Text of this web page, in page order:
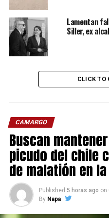
Lamentan
Siller, ex
CLICK TO
CAMARGO
Buscan
picudo del chile
de malatión en
Published 5 horas ago on
By Napa